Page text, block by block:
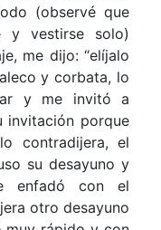
(observé que
y vestirse solo)
me dijo: “elíjalo
y corbata, lo
y me invitó a
invitación porque
contradijera, el
su desayuno y
enfadó con el
otro desayuno